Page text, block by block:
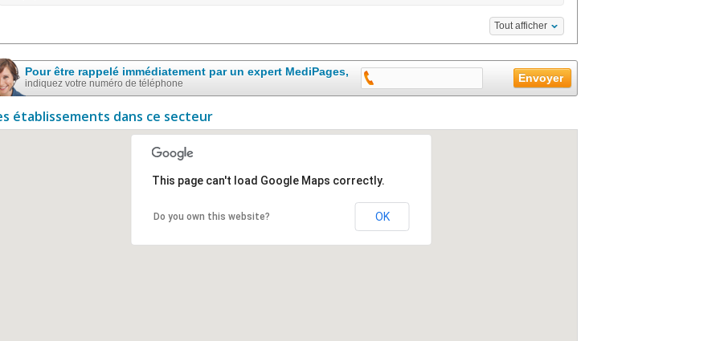
Tout afficher
Pour être rappelé immédiatement par un expert MediPages,
indiquez votre numéro de téléphone
établissements dans ce secteur
This page can't load Google Maps correctly.
Do you own this website? OK